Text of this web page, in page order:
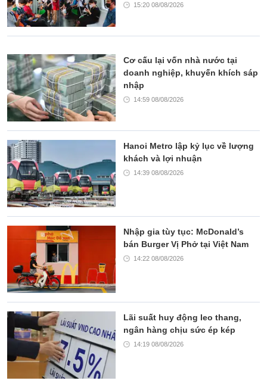
15:20 08/08/2026
Cơ cấu lại vốn nhà nước tại
doanh nghiệp, khuyến khích sáp
nhập
14:59 08/08/2026
Hanoi Metro lập kỷ lục về lượng
khách và lợi nhuận
14:39 08/08/2026
Nhập gia tùy tục: McDonald’s
bán Burger Vị Phở tại Việt Nam
14:22 08/08/2026
Lãi suất huy động leo thang,
ngân hàng chịu sức ép kép
14:19 08/08/2026